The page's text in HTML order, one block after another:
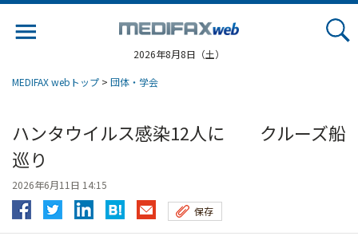
2026年8月8日（土）
MEDIFAX webトップ > 団体・学会
ハンタウイルス感染12人に クルーズ船
巡り
2026年6月11日 14:15
保存